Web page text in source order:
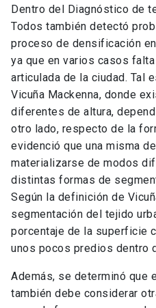
Dentro del Diagnóstico de
Todos también detectó
proceso de densificación
ya que en varios casos
articulada de la ciudad. Tal
Vicuña Mackenna, donde
diferentes de altura,
otro lado, respecto de la
evidenció que una misma
materializarse de modos
distintas formas de
Según la definición de
segmentación del tejido
porcentaje de la superficie
unos pocos predios dentro
Además, se determinó que
también debe considerar